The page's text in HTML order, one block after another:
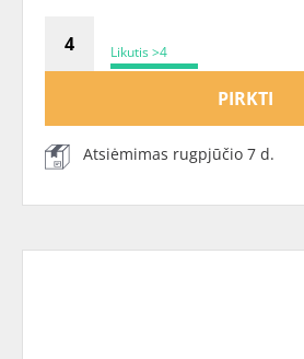
Likutis >4
PIRKTI
Atsiėmimas rugpjūčio 7 d.